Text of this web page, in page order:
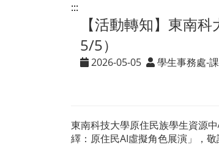
:::
【活動轉知】東南
5/5）
2026-05-05 學生事務處-
東南科技大學原住民族學生資源
繹：原住民AI虛擬角色展演」，